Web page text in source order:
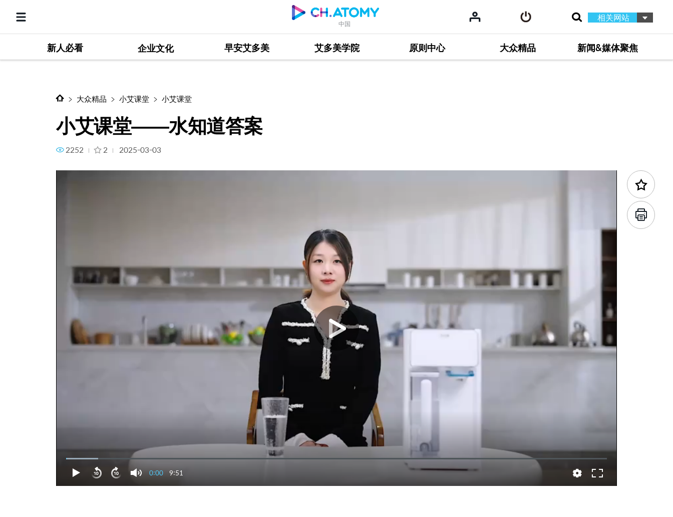
中国 相关网站
新人必看 企业文化 早安艾多美 艾多美学院 原则中心 大众精品 新闻&媒体聚焦
小艾课堂——水知道答案
大众精品 小艾课堂 小艾课堂
小艾课堂——水知道答案
2252 2 2025-03-03
0:00 9:51